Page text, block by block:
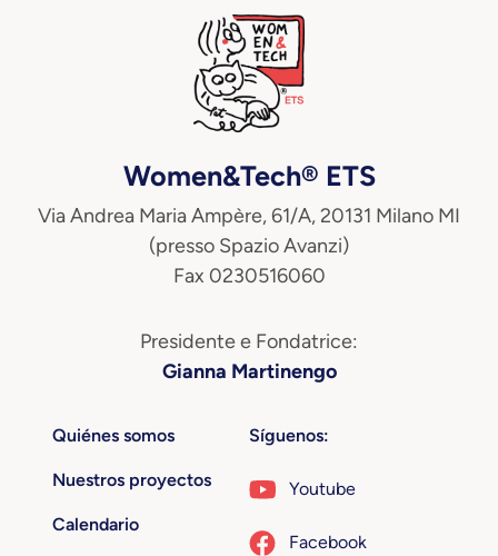
Women&Tech® ETS
Via Andrea Maria Ampère, 61/A, 20131 Milano MI
(presso Spazio Avanzi)
Fax 0230516060
Presidente e Fondatrice:
Gianna Martinengo
Quiénes somos
Nuestros proyectos
Calendario
Síguenos:
Youtube
Facebook